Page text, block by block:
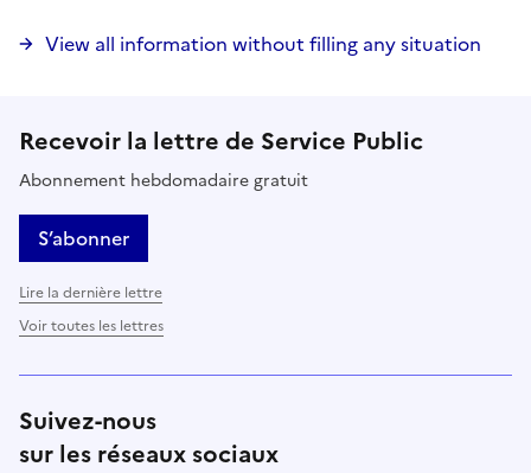
View all information without filling any situation
Recevoir la lettre de Service Public
Abonnement hebdomadaire gratuit
S’abonner
Lire la dernière lettre
Voir toutes les lettres
Suivez-nous
sur les réseaux sociaux